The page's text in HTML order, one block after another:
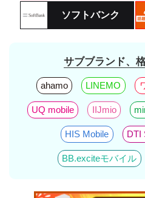
ソフトバンク
サブブランド、
ahamo LINEMO
UQ mobile IIJmio
HIS Mobile DTI
BB.exciteモバイル